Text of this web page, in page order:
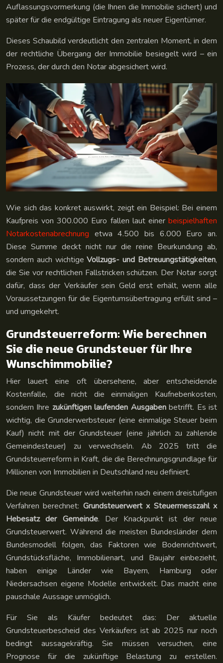
Auflassungsvormerkung (die Ihnen die Immobilie sichert) und
später für die endgültige Eintragung als neuer Eigentümer.
Dieses Schaubild verdeutlicht den zentralen Moment, in dem
der rechtliche Übergang der Immobilie besiegelt wird – ein
Prozess, der durch den Notar abgesichert wird.
Wie sich das konkret auswirkt, zeigt ein Beispiel: Bei einem
Kaufpreis von 300.000 Euro fallen laut einer beispielhaften
Notarkostenabrechnung etwa 4.500 bis 6.000 Euro an.
Diese Summe deckt nicht nur die reine Beurkundung ab,
sondern auch wichtigeVollzugs- und Betreuungstätigkeiten,
die Sie vor rechtlichen Fallstricken schützen. Der Notar sorgt
dafür, dass der Verkäufer sein Geld erst erhält, wenn alle
Voraussetzungen für die Eigentumsübertragung erfüllt sind –
und umgekehrt.
Grundsteuerreform: Wie berechnen
Sie die neue Grundsteuer für Ihre
Wunschimmobilie?
Hier lauert eine oft übersehene, aber entscheidende
Kostenfalle, die nicht die einmaligen Kaufnebenkosten,
sondern Ihre zukünftigen laufenden Ausgabenbetrifft. Es ist
wichtig, die Grunderwerbsteuer (eine einmalige Steuer beim
Kauf) nicht mit der Grundsteuer (eine jährlich zu zahlende
Gemeindesteuer) zu verwechseln. Ab 2025 tritt die
Grundsteuerreform in Kraft, die die Berechnungsgrundlage für
Millionen von Immobilien in Deutschland neu definiert.
Die neue Grundsteuer wird weiterhin nach einem dreistufigen
Verfahren berechnet: Grundsteuerwert x Steuermesszahl x
Hebesatz der Gemeinde. Der Knackpunkt ist der neue
Grundsteuerwert. Während die meisten Bundesländer dem
Bundesmodell folgen, das Faktoren wie Bodenrichtwert,
Grundstücksfläche, Immobilienart, und Baujahr einbezieht,
haben einige Länder wie Bayern, Hamburg oder
Niedersachsen eigene Modelle entwickelt. Das macht eine
pauschale Aussage unmöglich.
Für Sie als Käufer bedeutet das: Der aktuelle
Grundsteuerbescheid des Verkäufers ist ab 2025 nur noch
bedingt aussagekräftig. Sie müssen versuchen, eine
Prognose für die zukünftige Belastung zu erstellen.